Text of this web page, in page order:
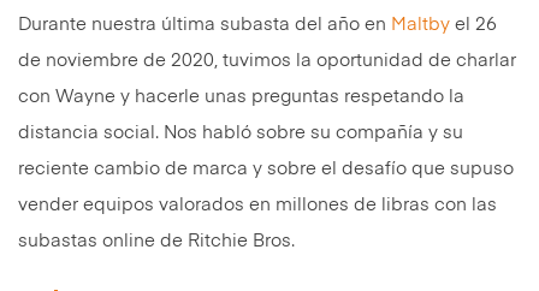
Durante nuestra última subasta del año en Maltby el 26
de noviembre de 2020, tuvimos la oportunidad de charlar
con Wayne y hacerle unas preguntas respetando la
distancia social. Nos habló sobre su compañía y su
reciente cambio de marca y sobre el desafío que supuso
vender equipos valorados en millones de libras con las
subastas online de Ritchie Bros.